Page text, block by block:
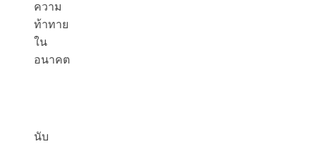
ความ
ท้าทาย
ใน
อนาคต
นับ